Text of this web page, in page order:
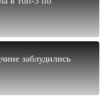
заблудились